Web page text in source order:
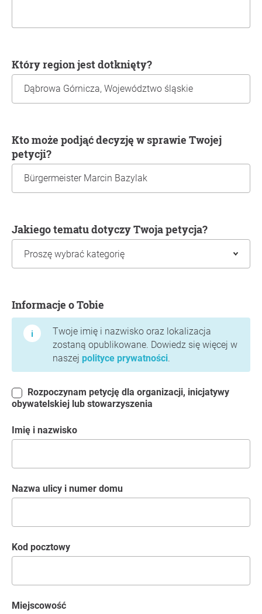
Który region jest dotknięty?
Kto może podjąć decyzję w sprawie Twojej
petycji?
Jakiego tematu dotyczy Twoja petycja?
Informacje o Tobie
Twoje imię i nazwisko oraz lokalizacja
zostaną opublikowane. Dowiedz się więcej w
naszej polityce prywatności.
obywatelskiej lub stowarzyszenia
Imię i nazwisko
Nazwa ulicy i numer domu
kod pocztowy
Miejscowość